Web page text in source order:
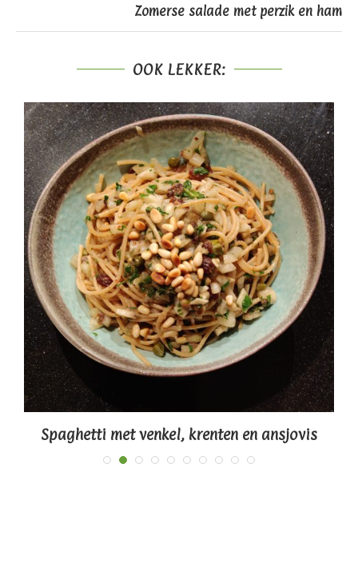
Zomerse salade met perzik en ham
OOK LEKKER:
Spaghetti met venkel, krenten en ansjovis